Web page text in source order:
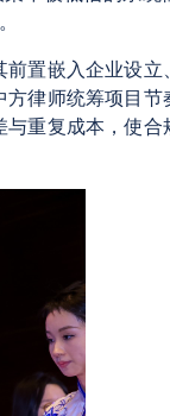
置嵌入企业设立
律师统筹项目节
重复成本，使合